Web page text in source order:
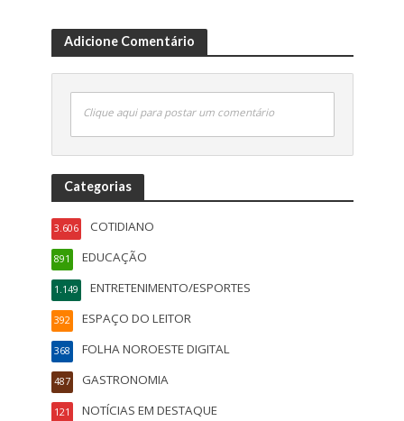
Adicione Comentário
Clique aqui para postar um comentário
Categorias
COTIDIANO
3.606
EDUCAÇÃO
891
ENTRETENIMENTO/ESPORTES
1.149
ESPAÇO DO LEITOR
392
FOLHA NOROESTE DIGITAL
368
GASTRONOMIA
487
NOTÍCIAS EM DESTAQUE
121